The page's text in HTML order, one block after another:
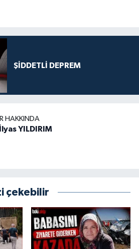
ŞİDDETLİ DEPREM
HAKKINDA
İlyas YILDIRIM
çekebilir